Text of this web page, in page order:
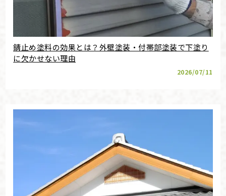
錆止め塗料の効果とは？外壁塗装・付帯部塗装で下塗り
に欠かせない理由
2026/07/11